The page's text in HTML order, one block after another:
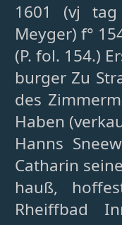
1601 (vj tag
Meyger) f°
(P. fol. 154.)
burger Zu
des
Haben
Hanns
Catharin
hauß,
Rheiffbad